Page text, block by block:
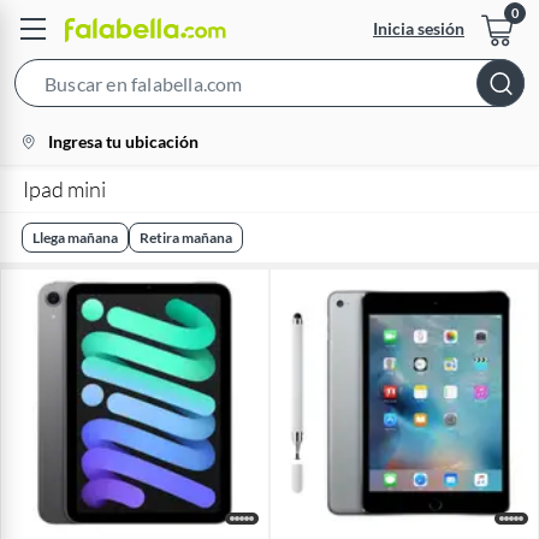
Inicia sesión
Bar
location-
icon
Ingresa tu ubicación
Ipad mini
Llega mañana Retira mañana